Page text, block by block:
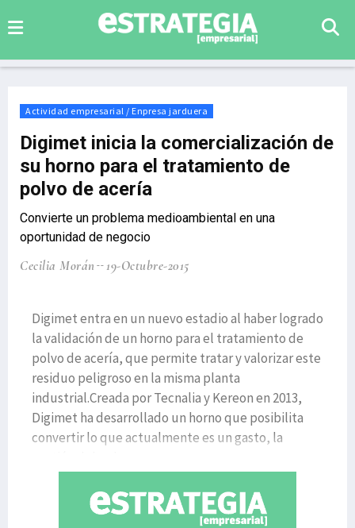
Actividad empresarial / Enpresa jarduera
Digimet inicia la comercialización de
su horno para el tratamiento de
polvo de acería
Convierte un problema medioambiental en una
oportunidad de negocio
Cecilia Morán 19-Octubre-2015
Digimet entra en un nuevo estadio al haber logrado
la validación de un horno para el tratamiento de
polvo de acería, que permite tratar y valorizar este
residuo peligroso en la misma planta
industrial.Creada por Tecnalia y Kereon en 2013,
Digimet ha desarrollado un horno que posibilita
convertir lo que actualmente es un gasto, la